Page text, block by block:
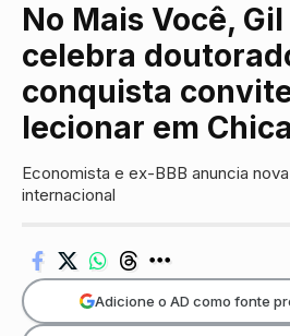
No Mais Você,
celebra
conquista
lecionar em
Economista e ex-BBB anuncia
internacional
Adicione o AD como fonte